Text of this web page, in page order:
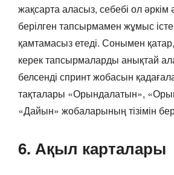
жақсарта аласыз, себебі ол әркім
берілген тапсырмамен жұмыс
қамтамасыз етеді. Сонымен
керек тапсырмаларды анықтай
белсенді спринт жобасын
тақталары «Орындалатын»,
«Дайын» жобаларының тізімін
6. Ақыл карталары